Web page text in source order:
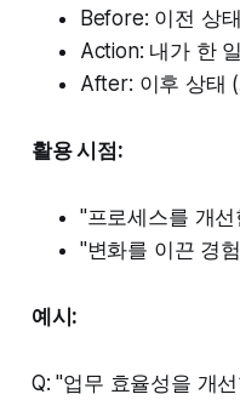
Before: 이전 상
Action: 내가 한 일
After: 이후 상태
활용 시점:
"프로세스를 개
"변화를 이끈 경
예시:
Q: "업무 효율성을 개